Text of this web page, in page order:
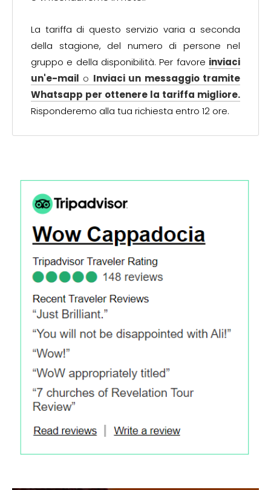
La tariffa di questo servizio varia a seconda
della stagione, del numero di persone nel
gruppo e della disponibilità. Per favore inviaci
un'e-mail o Inviaci un messaggio tramite
Whatsapp per ottenere la tariffa migliore.
Risponderemo alla tua richiesta entro 12 ore.